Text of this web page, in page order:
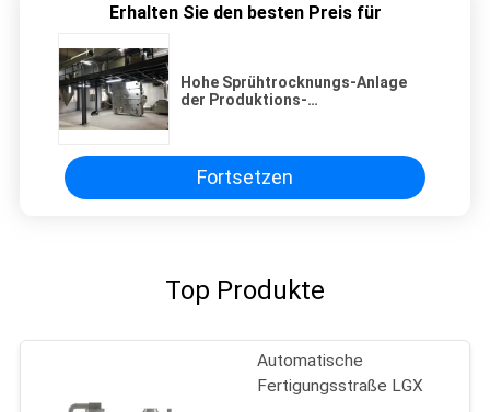
Erhalten Sie den besten Preis für
Hohe Sprühtrocknungs-Anlage
der Produktions-
Fortsetzen
Top Produkte
Automatische
Fertigungsstraße LGX